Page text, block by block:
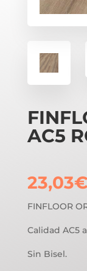
AC5
23,03€
FINFLOOR
Calidad AC5
Sin Bisel.